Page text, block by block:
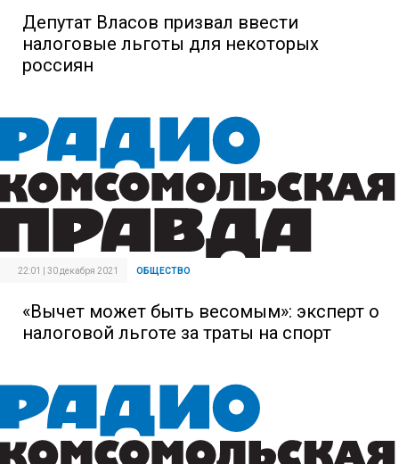
Депутат Власов призвал ввести
налоговые льготы для некоторых
россиян
22:01 | 30 декабря 2021 ОБЩЕСТВО
«Вычет может быть весомым»: эксперт о
налоговой льготе за траты на спорт